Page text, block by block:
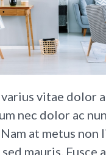
vitae dolor
nec dolor ac
at metus non
mauris. Fusce